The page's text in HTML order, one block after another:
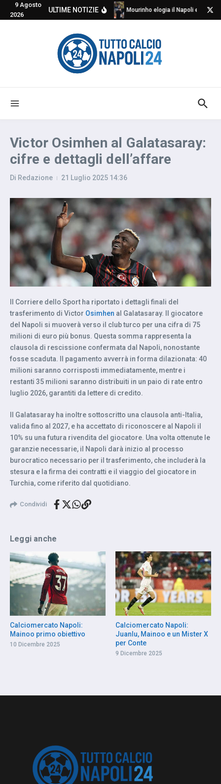
Salta al contenuto
9 Agosto
2026
ULTIME NOTIZIE Mourinho elogia il Napoli e critica
Victor Osimhen al Galatasaray:
cifre e dettagli dell’affare
Di Redazione 21 Luglio 2025 14:36
Il Corriere dello Sport ha riportato i dettagli finali del
trasferimento di Victor Osimhen al Galatasaray. Il giocatore
del Napoli si muoverà verso il club turco per una cifra di 75
milioni di euro più bonus. Questa somma rappresenta la
clausola di rescissione confermata dal Napoli, nonostante
fosse scaduta. Il pagamento avverrà in forma dilazionata: 40
milioni saranno corrisposti immediatamente, mentre i
restanti 35 milioni saranno distribuiti in un paio di rate entro
luglio 2026, garantiti da lettere di credito.
Il Galatasaray ha inoltre sottoscritto una clausola anti-Italia,
valida fino al 2027, e ha accettato di riconoscere al Napoli il
10% su una futura rivendita del giocatore. Una volta ottenute le
garanzie necessarie, il Napoli darà inizio al processo
burocratico necessario per il trasferimento, che includerà la
stesura e la firma dei contratti e il viaggio del giocatore in
Turchia, come riferito dal quotidiano.
Condividi
Leggi anche
Calciomercato Napoli:
Mainoo primo obiettivo
10 Dicembre 2025
Calciomercato Napoli:
Juanlu, Mainoo e un Mister X
per Conte
9 Dicembre 2025